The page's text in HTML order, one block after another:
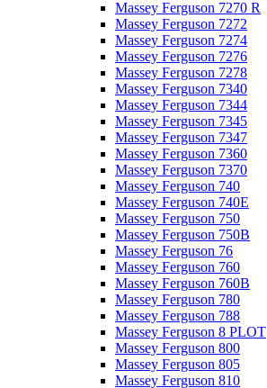
Massey Ferguson 7270 R
Massey Ferguson 7272
Massey Ferguson 7274
Massey Ferguson 7276
Massey Ferguson 7278
Massey Ferguson 7340
Massey Ferguson 7344
Massey Ferguson 7345
Massey Ferguson 7347
Massey Ferguson 7360
Massey Ferguson 7370
Massey Ferguson 740
Massey Ferguson 740E
Massey Ferguson 750
Massey Ferguson 750B
Massey Ferguson 76
Massey Ferguson 760
Massey Ferguson 760B
Massey Ferguson 780
Massey Ferguson 788
Massey Ferguson 8 PLOT
Massey Ferguson 800
Massey Ferguson 805
Massey Ferguson 810